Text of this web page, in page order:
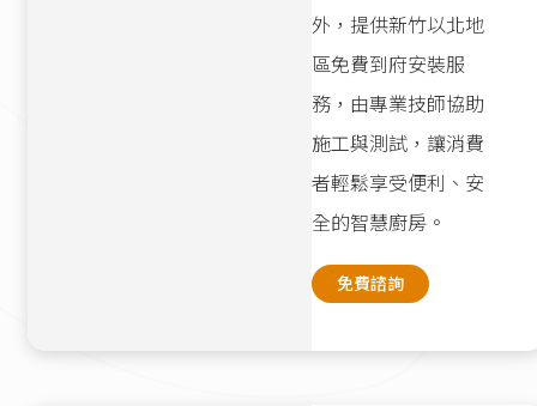
外，提供新竹以北地
區免費到府安裝服
務，由專業技師協助
施工與測試，讓消費
者輕鬆享受便利、安
全的智慧廚房。
免費諮詢